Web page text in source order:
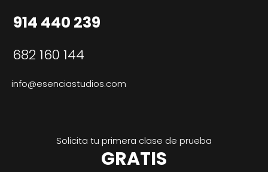
914 440 239
682 160 144
info@esenciastudios.com
Solicita tu primera clase de prueba
GRATIS